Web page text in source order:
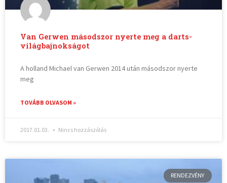
Van Gerwen másodszor nyerte meg a darts-
világbajnokságot
A holland Michael van Gerwen 2014 után másodszor nyerte
meg
TOVÁBB OLVASOM »
2017.01.03. Nincs hozzászólás
RENDEZVÉNY